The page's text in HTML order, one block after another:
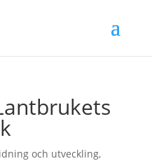
och utveckling,